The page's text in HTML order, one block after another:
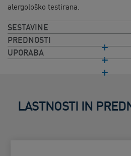
alergološko testirana.
SESTAVINE
PREDNOSTI
UPORABA
LASTNOSTI IN